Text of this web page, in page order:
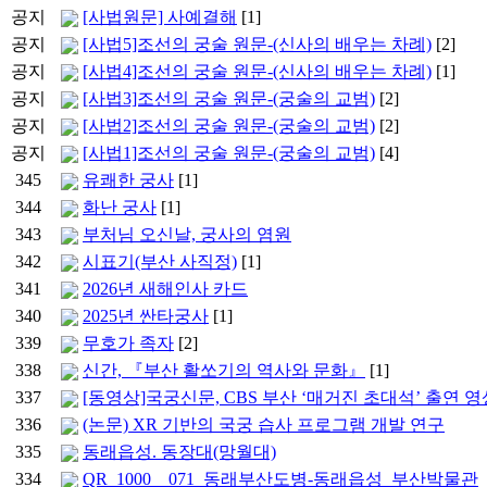
공지 [사법원문] 사예결해 [1]
공지
[사법5]조선의 궁술 원문-(신사의 배우는 차례) [2]
공지
[사법4]조선의 궁술 원문-(신사의 배우는 차례) [1]
공지
[사법3]조선의 궁술 원문-(궁술의 교범) [2]
공지
[사법2]조선의 궁술 원문-(궁술의 교범) [2]
공지
[사법1]조선의 궁술 원문-(궁술의 교범) [4]
345
유쾌한 궁사 [1]
344
화난 궁사 [1]
343
부처님 오신날, 궁사의 염원
342
시표기(부산 사직정) [1]
341
2026년 새해인사 카드
340
2025년 싼타궁사 [1]
339
무호가 족자 [2]
338
신간, 『부산 활쏘기의 역사와 문화』
[1]
337
[동영상]국궁신문, CBS 부산 ‘매거진 초대석’ 출연 영
336
(논문) XR 기반의 국궁 습사 프로그램 개발 연구
335
동래읍성. 동장대(망월대)
334
QR_1000__071_동래부산도병-동래읍성_부산박물관